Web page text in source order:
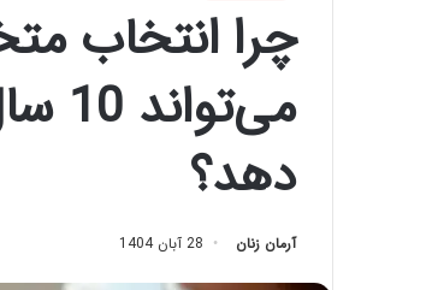
چرا انتخاب
دهد؟
آرمان زنان 28 آبان 1404